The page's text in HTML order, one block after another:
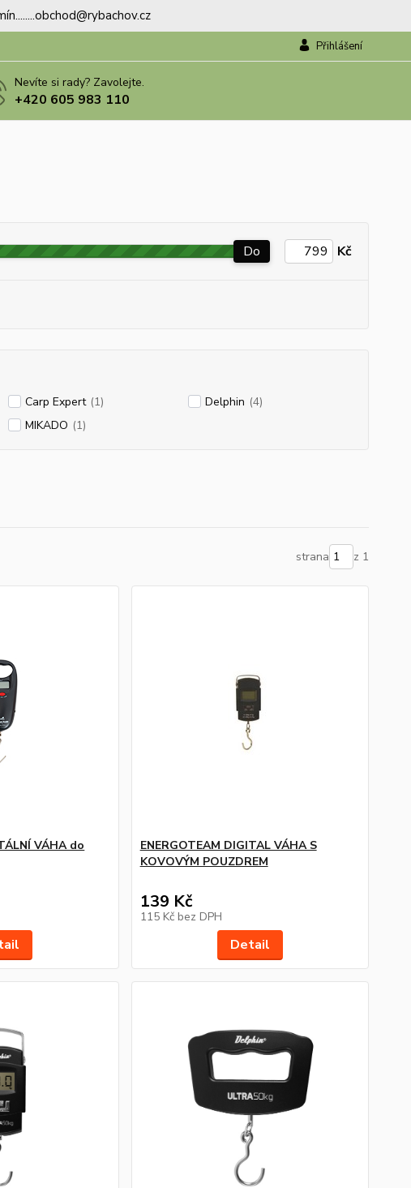
Přihlášení
Nevíte si rady? Zavolejte.
+420 605 983 110
Do Kč
Carp Expert (1) Delphin (4)
MIKADO (1)
strana z 1
VÁHA do
ENERGOTEAM DIGITAL VÁHA S
KOVOVÝM POUZDREM
139 Kč
115 Kč bez DPH
Detail